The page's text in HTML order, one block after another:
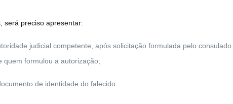
será preciso apresentar:
judicial competente, após solicitação formulada pelo
quem formulou a autorização;
de identidade do falecido.